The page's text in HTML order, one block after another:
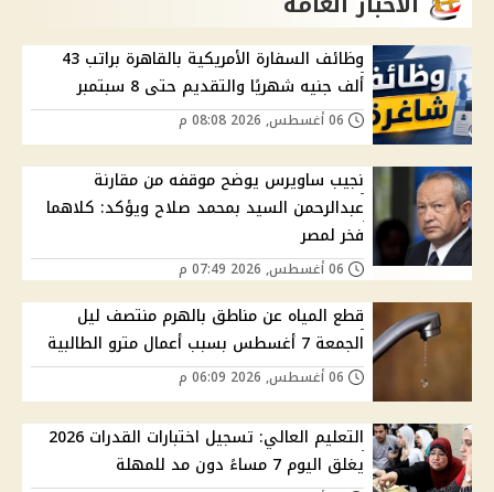
وظائف السفارة الأمريكية بالقاهرة براتب 43
ألف جنيه شهريًا والتقديم حتى 8 سبتمبر
نجيب ساويرس يوضح موقفه من مقارنة
عبدالرحمن السيد بمحمد صلاح ويؤكد: كلاهما
فخر لمصر
قطع المياه عن مناطق بالهرم منتصف ليل
الجمعة 7 أغسطس بسبب أعمال مترو الطالبية
التعليم العالي: تسجيل اختبارات القدرات 2026
يغلق اليوم 7 مساءً دون مد للمهلة